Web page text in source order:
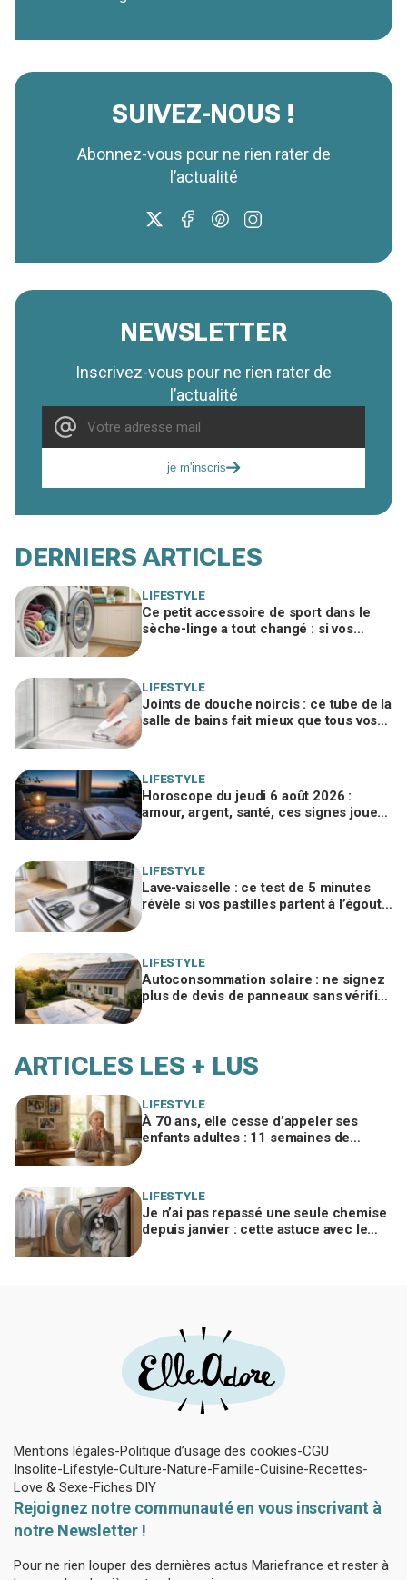
SUIVEZ-NOUS !
Abonnez-vous pour ne rien rater de
l’actualité
NEWSLETTER
Inscrivez-vous pour ne rien rater de
l’actualité
je m'inscris
DERNIERS ARTICLES
LIFESTYLE
Ce petit accessoire de sport dans le
sèche-linge a tout changé : si vos
LIFESTYLE
Joints de douche noircis : ce tube de la
salle de bains fait mieux que tous vos
LIFESTYLE
Horoscope du jeudi 6 août 2026 :
amour, argent, santé, ces signes jouent
LIFESTYLE
Lave-vaisselle : ce test de 5 minutes
révèle si vos pastilles partent à l’égout
LIFESTYLE
Autoconsommation solaire : ne signez
plus de devis de panneaux sans vérifier
ARTICLES LES + LUS
LIFESTYLE
À 70 ans, elle cesse d’appeler ses
enfants adultes : 11 semaines de
LIFESTYLE
Je n’ai pas repassé une seule chemise
depuis janvier : cette astuce avec le
Mentions légales Politique d’usage des cookies CGU
Insolite Lifestyle Culture Nature Famille Cuisine Recettes
Love & Sexe Fiches DIY
Rejoignez notre communauté en vous inscrivant à
notre Newsletter !
Pour ne rien louper des dernières actus Mariefrance et rester à